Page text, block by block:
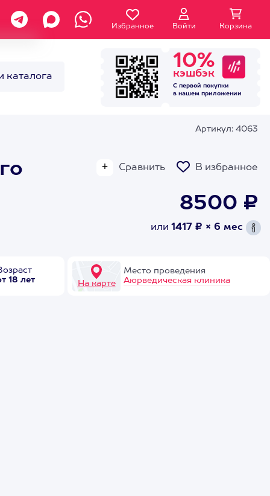
Избранное Войти Корзина
каталога
10%
кэшбэк
С первой покупки
в нашем приложении
Артикул: 4063
Сравнить В избранное
8500 ₽
или 1417 ₽ × 6 мес
18 лет
На карте
Место проведения
Аюрведическая клиника